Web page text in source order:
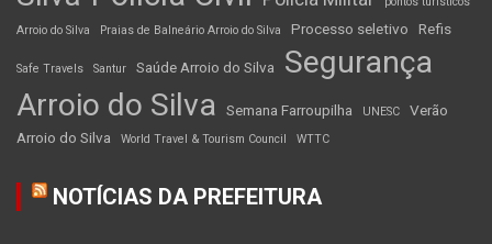
Arroio do Silva
Praias de Balneário Arroio do Silva Processo seletivo Refis
Safe Travels Santur Saúde Arroio do Silva
Segurança
Arroio do Silva
Semana Farroupilha UNESC
Verão
Arroio do Silva
World Travel & Tourism Council WTTC
NOTÍCIAS DA PREFEITURA